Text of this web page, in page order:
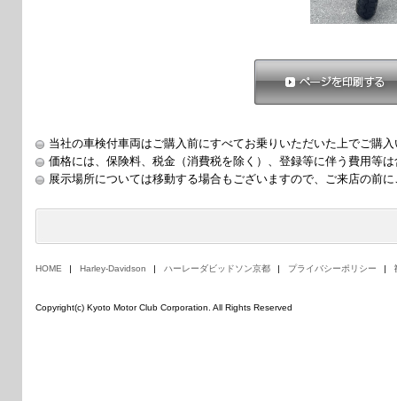
当社の車検付車両はご購入前にすべてお乗りいただいた上でご購
価格には、保険料、税金（消費税を除く）、登録等に伴う費用等
展示場所については移動する場合もございますので、ご来店の前
HOME Harley-Davidson ハーレーダビッドソン京都 プライバシーポリシー
Copyright(c) Kyoto Motor Club Corporation. All Rights Reserved